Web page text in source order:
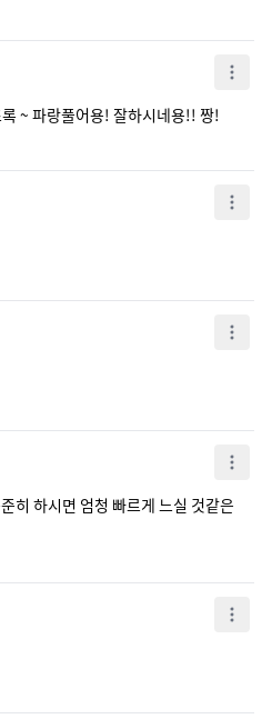
~ 파랑풀어용! 잘하시네용!! 짱!
히 하시면 엄청 빠르게 느실 것같은